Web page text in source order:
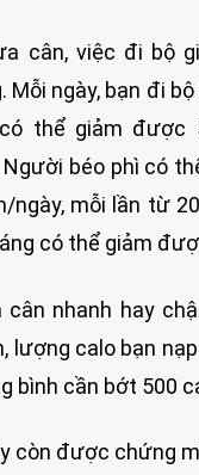
cân, việc đi bộ
Mỗi ngày, bạn đi
thể giảm được
béo phì có
ngày, mỗi lần từ
có thể giảm
nhanh hay
lượng calo bạn
bình cần bớt 500
còn được chứng